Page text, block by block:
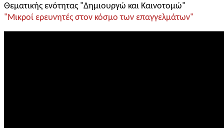
Θεματικής ενότητας "Δημιουργώ και Καινοτομώ"
"Μικροί ερευνητές στον κόσμο των επαγγελμάτων"